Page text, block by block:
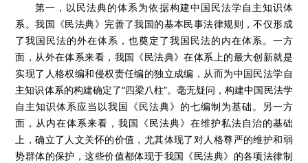
第一，以民法典的体系为依据构建中国民法学自主知识体
系。我国《民法典》完善了我国的基本民事法律规则，不仅形成
了我国民法的外在体系，也奠定了我国民法的内在体系。一方
面，从外在体系来看，我国《民法典》在体系上的最大创新就是
实现了人格权编和侵权责任编的独立成编，从而为中国民法学自
主知识体系的构建确定了“四梁八柱”。毫无疑问，构建中国民法学
自主知识体系应当以我国《民法典》的七编制为基础。另一方
面，从内在体系来看，我国《民法典》在维护私法自治的基础
上，确立了人文关怀的价值，尤其体现了对人格尊严的维护和弱
势群体的保护，这些价值都体现于我国《民法典》的各项法律制